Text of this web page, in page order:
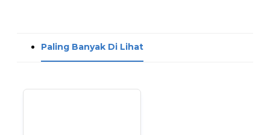
Paling Banyak Di Lihat